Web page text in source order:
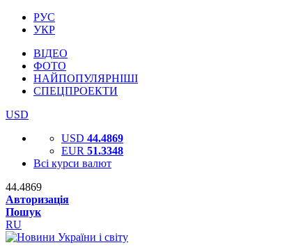
РУС
УКР
ВІДЕО
ФОТО
НАЙПОПУЛЯРНІШІ
СПЕЦПРОЕКТИ
USD
USD 44.4869
EUR 51.3348
Всі курси валют
44.4869
Авторизація
Пошук
RU